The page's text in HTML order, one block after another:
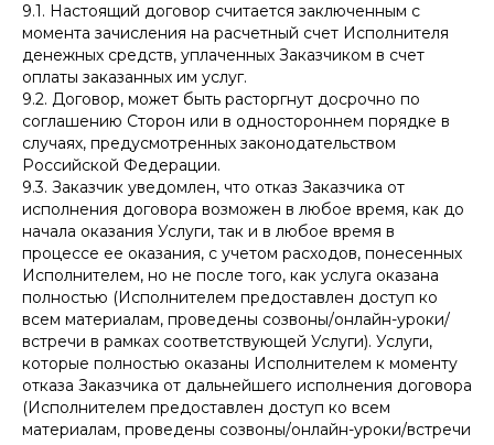
9.1. Настоящий договор считается заключенным с
момента зачисления на расчетный счет Исполнителя
денежных средств, уплаченных Заказчиком в счет
оплаты заказанных им услуг.
9.2. Договор, может быть расторгнут досрочно по
соглашению Сторон или в одностороннем порядке в
случаях, предусмотренных законодательством
Российской Федерации.
9.3. Заказчик уведомлен, что отказ Заказчика от
исполнения договора возможен в любое время, как до
начала оказания Услуги, так и в любое время в
процессе ее оказания, с учетом расходов, понесенных
Исполнителем, но не после того, как услуга оказана
полностью (Исполнителем предоставлен доступ ко
всем материалам, проведены созвоны/онлайн-уроки/
встречи в рамках соответствующей Услуги). Услуги,
которые полностью оказаны Исполнителем к моменту
отказа Заказчика от дальнейшего исполнения договора
(Исполнителем предоставлен доступ ко всем
материалам, проведены созвоны/онлайн-уроки/встречи